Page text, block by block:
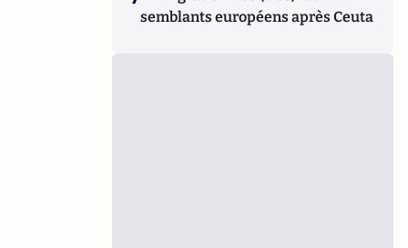
semblants européens après Ceuta